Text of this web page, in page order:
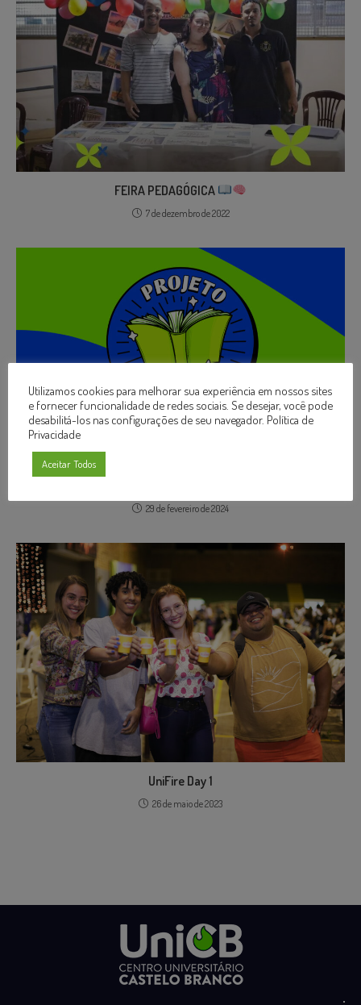
FEIRA PEDAGÓGICA
7 de dezembro de 2022
29 de fevereiro de 2024
UniFire Day 1
26 de maio de 2023
Utilizamos cookies para melhorar sua experiência em nossos sites
e fornecer funcionalidade de redes sociais. Se desejar, você pode
desabilitá-los nas configurações de seu navegador. Política de
Privacidade
Aceitar Todos